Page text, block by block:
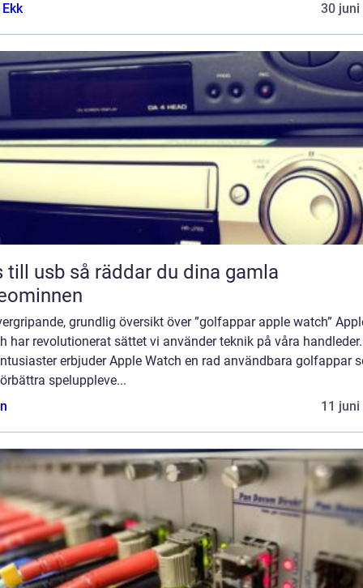
30 juni
räddar du dina gamla
grundlig översikt över ”golfappar apple watch”
har revolutionerat sättet vi använder teknik på våra
erbjuder Apple Watch en rad användbara golfappar
speluppleve...
11 juni